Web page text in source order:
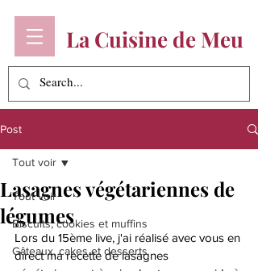
La Cuisine de Meu
Post
Tout voir
Biscuits, cookies et muffins
Gâteaux, cakes et desserts
Tout voir
Lasagnes végétariennes de
légumes
Lors du 15ème live, j'ai réalisé avec vous en
direct ma recette de lasagnes